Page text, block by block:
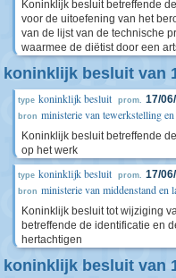
Koninklijk besluit betreffende
voor de uitoefening van het
van de lijst van de technische
waarmee de diëtist door een
koninklijk besluit van
type koninklijk besluit prom. 17/
bron ministerie van tewerkstelling
Koninklijk besluit betreffende
op het werk
type koninklijk besluit prom. 17/
bron ministerie van middenstand en
Koninklijk besluit tot wijziging
betreffende de identificatie en
hertachtigen
koninklijk besluit van